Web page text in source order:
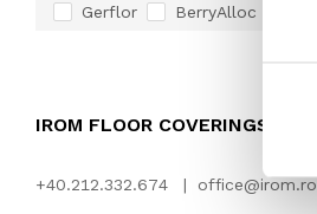
Gerflor BerryAlloc
IROM FLOOR COVERINGS
+40.212.332.674 | office@irom.ro